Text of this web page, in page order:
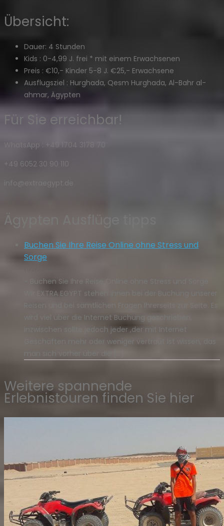
Übersicht:
Dauer: 4 Stunden
Kids : 0-4,99 J. frei * mit einem Erwachsenen
Preis : €10,- Kinder 5-8 J. €25,- Erwachsene
Ausflugsziel : Hurghada, Qesm Hurghada, Al-Bahr al-
ahmar, Ägypten
Für Sie erreichbar!
WhatsApp : +49 1704 3178 70
+49 6052 30 90 110
info@extraegypt.de
Ägypten Ausflüge tipps
Buchen Sie Ihre Reise Online ohne Stress und
Sorge
Buchen Sie Ihre Reise Online ohne Stress und Sorge .
Wir EXTRA EGYPT stehen Ihnen bei der Buchung unserer
Reisen und bei sämtlichen Fragen Ihrerseits zur Seite. Es
wird viel über die Internet Buchung geschrieben,
inzwischen sollte jedoch jeder ,der mit Internet
Geschäften mehr oder weniger vertraut ist wissen, das
man sich vorher über die […]
Weitere spannende
Erlebnistouren finden Sie hier